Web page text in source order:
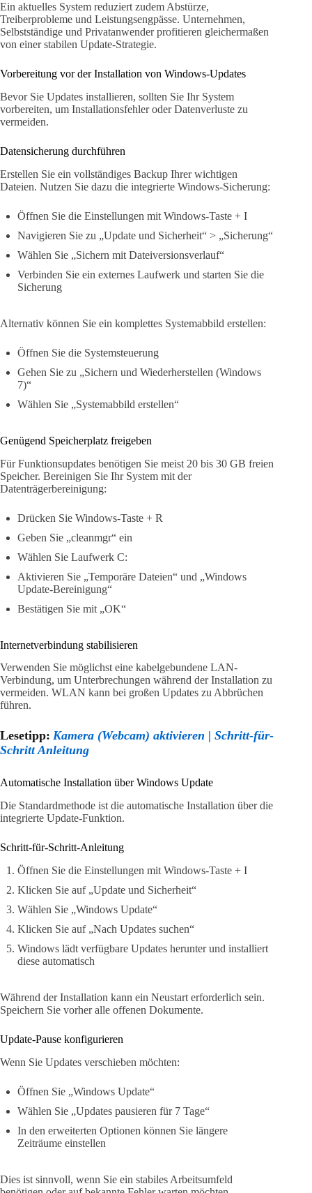
Ein aktuelles System reduziert zudem Abstürze,
Treiberprobleme und Leistungsengpässe. Unternehmen,
Selbstständige und Privatanwender profitieren gleichermaßen
von einer stabilen Update-Strategie.
Vorbereitung vor der Installation von Windows-Updates
Bevor Sie Updates installieren, sollten Sie Ihr System
vorbereiten, um Installationsfehler oder Datenverluste zu
vermeiden.
Datensicherung durchführen
Erstellen Sie ein vollständiges Backup Ihrer wichtigen
Dateien. Nutzen Sie dazu die integrierte Windows-Sicherung:
Öffnen Sie die Einstellungen mit Windows-Taste + I
Navigieren Sie zu „Update und Sicherheit“ > „Sicherung“
Wählen Sie „Sichern mit Dateiversionsverlauf“
Verbinden Sie ein externes Laufwerk und starten Sie die
Sicherung
Alternativ können Sie ein komplettes Systemabbild erstellen:
Öffnen Sie die Systemsteuerung
Gehen Sie zu „Sichern und Wiederherstellen (Windows
7)“
Wählen Sie „Systemabbild erstellen“
Genügend Speicherplatz freigeben
Für Funktionsupdates benötigen Sie meist 20 bis 30 GB freien
Speicher. Bereinigen Sie Ihr System mit der
Datenträgerbereinigung:
Drücken Sie Windows-Taste + R
Geben Sie „cleanmgr“ ein
Wählen Sie Laufwerk C:
Aktivieren Sie „Temporäre Dateien“ und „Windows
Update-Bereinigung“
Bestätigen Sie mit „OK“
Internetverbindung stabilisieren
Verwenden Sie möglichst eine kabelgebundene LAN-
Verbindung, um Unterbrechungen während der Installation zu
vermeiden. WLAN kann bei großen Updates zu Abbrüchen
führen.
Lesetipp: Kamera (Webcam) aktivieren | Schritt-für-
Schritt Anleitung
Automatische Installation über Windows Update
Die Standardmethode ist die automatische Installation über die
integrierte Update-Funktion.
Schritt-für-Schritt-Anleitung
Öffnen Sie die Einstellungen mit Windows-Taste + I
Klicken Sie auf „Update und Sicherheit“
Wählen Sie „Windows Update“
Klicken Sie auf „Nach Updates suchen“
Windows lädt verfügbare Updates herunter und installiert
diese automatisch
Während der Installation kann ein Neustart erforderlich sein.
Speichern Sie vorher alle offenen Dokumente.
Update-Pause konfigurieren
Wenn Sie Updates verschieben möchten:
Öffnen Sie „Windows Update“
Wählen Sie „Updates pausieren für 7 Tage“
In den erweiterten Optionen können Sie längere
Zeiträume einstellen
Dies ist sinnvoll, wenn Sie ein stabiles Arbeitsumfeld